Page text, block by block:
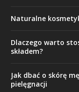
Naturalne
Dlaczego warto
składem?
Jak dbać o skórę
pielęgnacji